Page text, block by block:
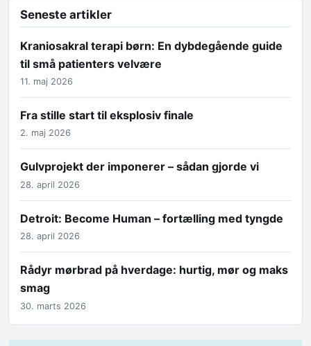
Seneste artikler
Kraniosakral terapi børn: En dybdegående guide
til små patienters velvære
11. maj 2026
Fra stille start til eksplosiv finale
2. maj 2026
Gulvprojekt der imponerer – sådan gjorde vi
28. april 2026
Detroit: Become Human – fortælling med tyngde
28. april 2026
Rådyr mørbrad på hverdage: hurtig, mør og maks
smag
30. marts 2026